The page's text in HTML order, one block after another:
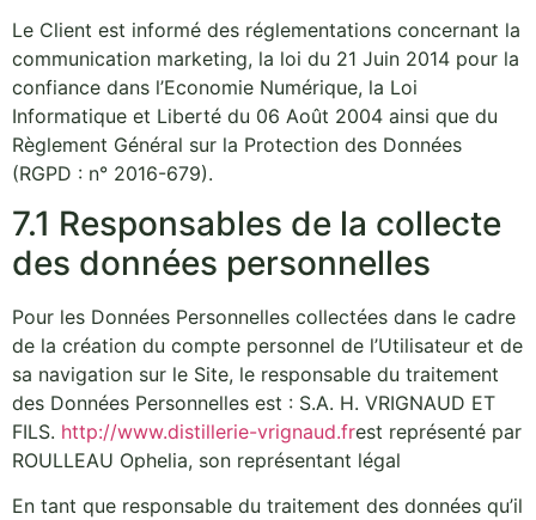
Le Client est informé des réglementations concernant la
communication marketing, la loi du 21 Juin 2014 pour la
confiance dans l’Economie Numérique, la Loi
Informatique et Liberté du 06 Août 2004 ainsi que du
Règlement Général sur la Protection des Données
(RGPD : n° 2016-679).
7.1 Responsables de la collecte
des données personnelles
Pour les Données Personnelles collectées dans le cadre
de la création du compte personnel de l’Utilisateur et de
sa navigation sur le Site, le responsable du traitement
des Données Personnelles est : S.A. H. VRIGNAUD ET
FILS. http://www.distillerie-vrignaud.frest représenté par
ROULLEAU Ophelia, son représentant légal
En tant que responsable du traitement des données qu’il